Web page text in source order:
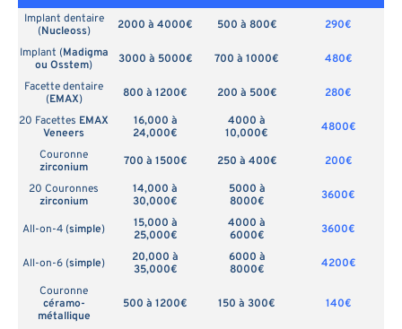
Implant dentaire
(Nucleoss) 2000 à 4000€ 500 à 800€
290€
Implant (Madigma
ou Osstem) 3000 à 5000€ 700 à 1000€
480€
Facette dentaire
(EMAX) 800 à 1200€ 200 à 500€
280€
20 Facettes EMAX
Veneers
16,000 à
24,000€
4000 à
10,000€
4800€
Couronne
zirconium
700 à 1500€ 250 à 400€
200€
20 Couronnes
zirconium
14,000 à
30,000€
5000 à
8000€
3600€
All-on-4 (simple)
15,000 à
25,000€
4000 à
6000€
3600€
All-on-6 (simple)
20,000 à
35,000€
6000 à
8000€
4200€
Couronne
céramo-
métallique
500 à 1200€ 150 à 300€ 140€